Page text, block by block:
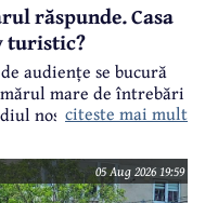
răspunde. Casa
turistic?
audiențe se bucură
mare de întrebări
nostru primarului
citeste mai mult
05 Aug 2026 19:59